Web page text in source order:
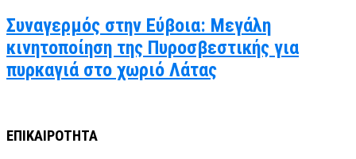
Συναγερμός στην Εύβοια: Μεγάλη
κινητοποίηση της Πυροσβεστικής για
πυρκαγιά στο χωριό Λάτας
ΕΠΙΚΑΙΡΟΤΗΤΑ